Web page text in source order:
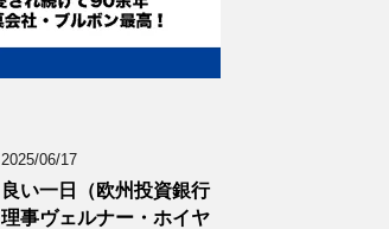
2025/06/17
良い一日（欧州投資銀行
理事ヴェルナー・ホイヤ